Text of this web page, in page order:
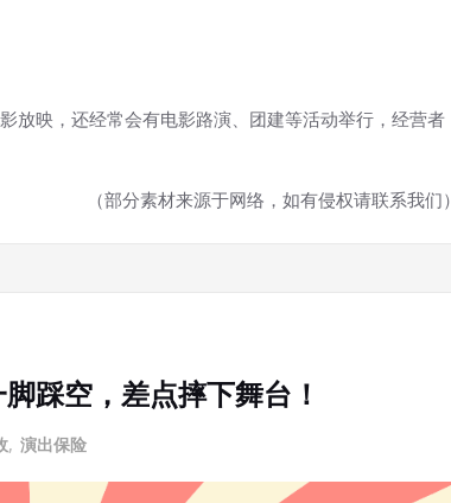
放映，还经常会有电影路演、团建等活动举行，经营者
（部分素材来源于网络，如有侵权请联系我们）
踩空，差点摔下舞台！
, 演出保险